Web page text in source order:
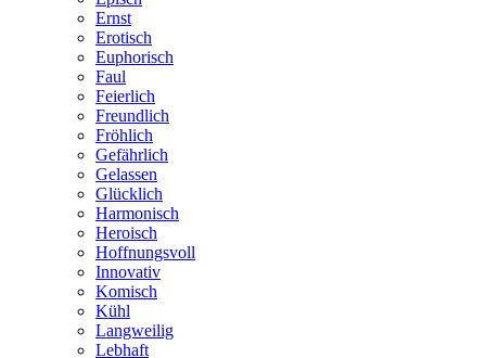
Ernst
Erotisch
Euphorisch
Faul
Feierlich
Freundlich
Fröhlich
Gefährlich
Gelassen
Glücklich
Harmonisch
Heroisch
Hoffnungsvoll
Innovativ
Komisch
Kühl
Langweilig
Lebhaft